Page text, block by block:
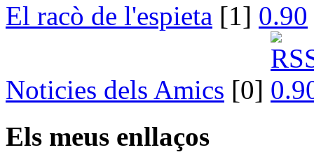
El racò de l'espieta [1]
Noticies dels Amics [0]
Els meus enllaços